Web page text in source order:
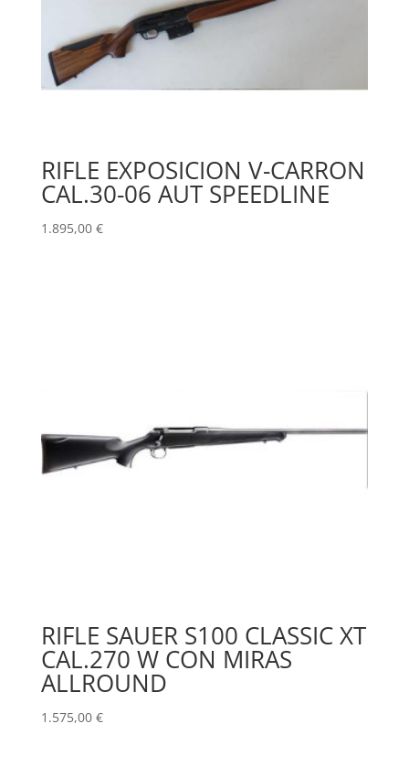
RIFLE EXPOSICION V-CARRON
CAL.30-06 AUT SPEEDLINE
1.895,00 €
RIFLE SAUER S100 CLASSIC XT
CAL.270 W CON MIRAS
ALLROUND
1.575,00 €